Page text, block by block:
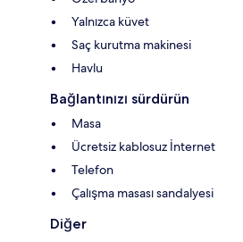
Yalnızca küvet
Saç kurutma makinesi
Havlu
Bağlantınızı sürdürün
Masa
Ücretsiz kablosuz İnternet
Telefon
Çalışma masası sandalyesi
Diğer